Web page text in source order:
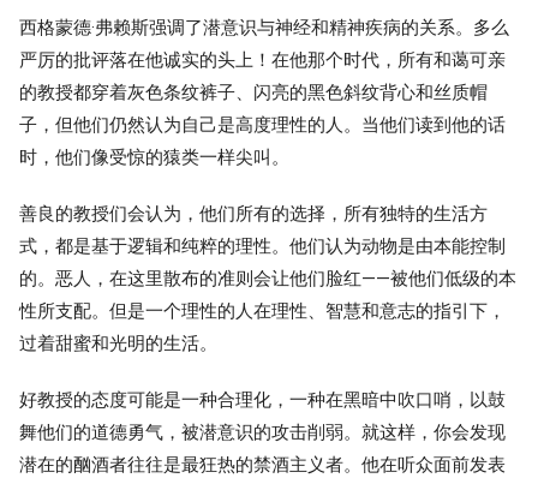
西格蒙德·弗赖斯强调了潜意识与神经和精神疾病的关系。多么
严厉的批评落在他诚实的头上！在他那个时代，所有和蔼可亲
的教授都穿着灰色条纹裤子、闪亮的黑色斜纹背心和丝质帽
子，但他们仍然认为自己是高度理性的人。当他们读到他的话
时，他们像受惊的猿类一样尖叫。
善良的教授们会认为，他们所有的选择，所有独特的生活方
式，都是基于逻辑和纯粹的理性。他们认为动物是由本能控制
的。恶人，在这里散布的准则会让他们脸红——被他们低级的本
性所支配。但是一个理性的人在理性、智慧和意志的指引下，
过着甜蜜和光明的生活。
好教授的态度可能是一种合理化，一种在黑暗中吹口哨，以鼓
舞他们的道德勇气，被潜意识的攻击削弱。就这样，你会发现
潜在的酗酒者往往是最狂热的禁酒主义者。他在听众面前发表